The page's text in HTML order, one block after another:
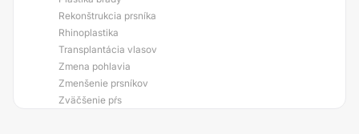
Rekonštrukcia prsníka
Rhinoplastika
Transplantácia vlasov
Zmena pohlavia
Zmenšenie prsníkov
Zväčšenie pŕs